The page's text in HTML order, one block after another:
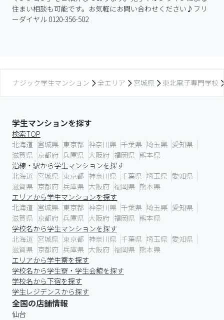
住まい相談も可能です。お気軽にお問い合わせください♪フリ
ーダイヤル 0120-356-502
ナジック学生マンション 全エリア 宮城県 東北電子専門学校
学生マンションを探す
検索TOP
北海道 宮城県 東京都 神奈川県 千葉県 埼玉県 愛知県
滋賀県 京都府 兵庫県 大阪府 福岡県 熊本県
沿線・駅から学生マンションを探す
北海道 宮城県 東京都 神奈川県 千葉県 埼玉県 愛知県
滋賀県 京都府 兵庫県 大阪府 福岡県 熊本県
エリアから学生マンションを探す
北海道 宮城県 東京都 神奈川県 千葉県 埼玉県 愛知県
滋賀県 京都府 兵庫県 大阪府 福岡県 熊本県
学校名から学生マンションを探す
北海道 宮城県 東京都 神奈川県 千葉県 埼玉県 愛知県
滋賀県 京都府 兵庫県 大阪府 福岡県 熊本県
エリアから学生寮を探す
学校名から学生寮・学生会館を探す
学校名から下宿を探す
学生レジデンスから探す
全国の店舗情報
仙台